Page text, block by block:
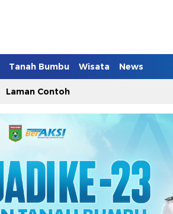
Tanah Bumbu Wisata News
Laman Contoh